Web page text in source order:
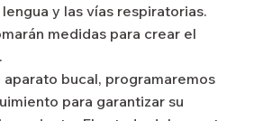
y las vías respiratorias.
medidas para crear el
aparato bucal, programaremos
para garantizar su